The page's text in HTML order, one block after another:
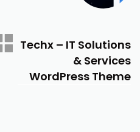
Techx – IT Solutions
& Services
WordPress Theme